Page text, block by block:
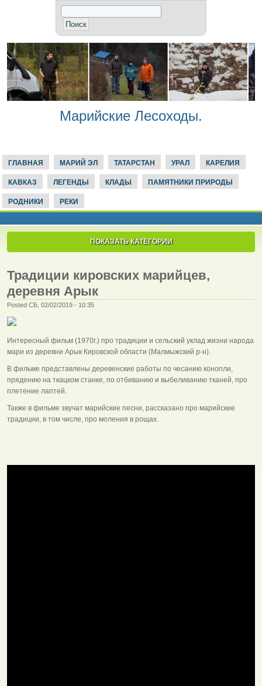
Марийские Лесоходы.
ГЛАВНАЯ МАРИЙ ЭЛ ТАТАРСТАН УРАЛ КАРЕЛИЯ
КАВКАЗ ЛЕГЕНДЫ КЛАДЫ ПАМЯТНИКИ ПРИРОДЫ
РОДНИКИ РЕКИ
ПОКАЗАТЬ КАТЕГОРИИ
Традиции кировских марийцев,
деревня Арык
Posted СБ, 02/02/2019 - 10:35
Интересный фильм (1970г.) про традиции и сельский уклад жизни народа
мари из деревни Арык Кировской области (Малмыжский р-н).
В фильме представлены деревенские работы по чесанию конопли,
прядению на ткацком станке, по отбиванию и выбеливанию тканей, про
плетение лаптей.
Также в фильме звучат марийские песни, рассказано про марийские
традиции, в том числе, про моления в рощах.